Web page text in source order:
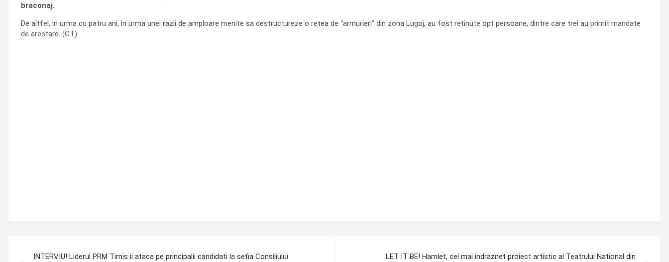
braconaj.
De altfel, in urma cu patru ani, in urma unei razii de amploare menite sa destructureze o retea de “armurieri” din zona Lugoj, au fost retinute opt persoane, dintre care trei au primit mandate
de arestare. (G.I.)
INTERVIU! Liderul PRM Timis ii ataca pe principalii candidati la sefia Consiliului
LET IT BE! Hamlet, cel mai indraznet proiect artistic al Teatrului National din